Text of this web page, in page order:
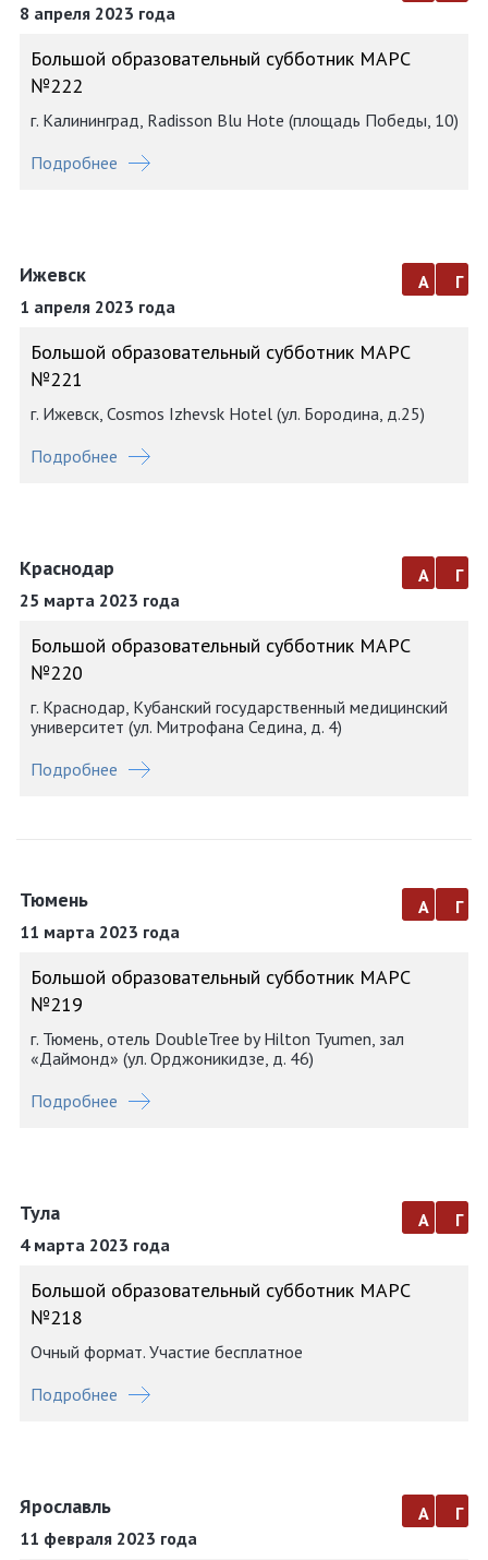
8 апреля 2023 года
Большой образовательный субботник МАРС
№222
г. Калининград, Radisson Blu Hote (площадь Победы, 10)
Подробнее
Ижевск
1 апреля 2023 года
а г
Большой образовательный субботник МАРС
№221
г. Ижевск, Cosmos Izhevsk Hotel (ул. Бородина, д.25)
Подробнее
Краснодар
25 марта 2023 года
а г
Большой образовательный субботник МАРС
№220
г. Краснодар, Кубанский государственный медицинский
университет (ул. Митрофана Седина, д. 4)
Подробнее
Тюмень
11 марта 2023 года
а г
Большой образовательный субботник МАРС
№219
г. Тюмень, отель DoubleTree by Hilton Tyumen, зал
«Даймонд» (ул. Орджоникидзе, д. 46)
Подробнее
Тула
4 марта 2023 года
а г
Большой образовательный субботник МАРС
№218
Очный формат. Участие бесплатное
Подробнее
Ярославль
11 февраля 2023 года
а г